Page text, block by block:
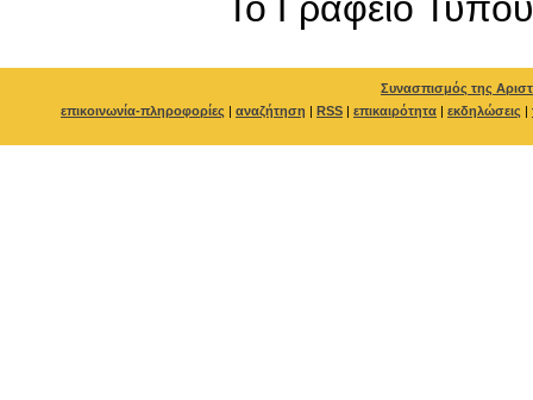
To Γραφείο Τύπου
Συνασπισμός της
επικοινωνία-πληροφορίες | αναζήτηση | RSS | επικαιρότητα | εκδηλώσεις |